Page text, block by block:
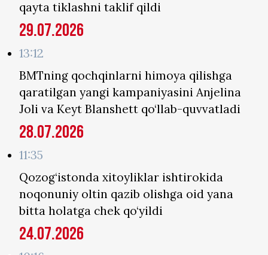
qayta tiklashni taklif qildi
29.07.2026
13:12
BMTning qochqinlarni himoya qilishga
qaratilgan yangi kampaniyasini Anjelina
Joli va Keyt Blanshett qo‘llab-quvvatladi
28.07.2026
11:35
Qozog‘istonda xitoyliklar ishtirokida
noqonuniy oltin qazib olishga oid yana
bitta holatga chek qo‘yildi
24.07.2026